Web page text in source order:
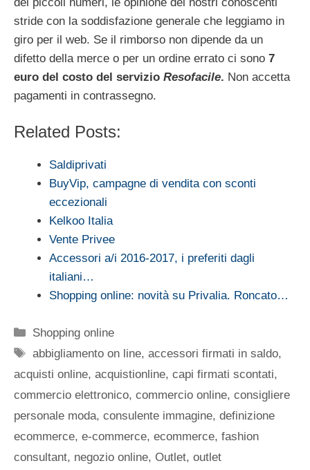
stride con la soddisfazione generale che leggiamo in
giro per il web. Se il rimborso non dipende da un
difetto della merce o per un ordine errato ci sono 7
euro del costo del servizio Resofacile. Non accetta
pagamenti in contrassegno.
Related Posts:
Saldiprivati
BuyVip, campagne di vendita con sconti
eccezionali
Kelkoo Italia
Vente Privee
Accessori a/i 2016-2017, i preferiti dagli
italiani…
Shopping online: novità su Privalia. Roncato…
Categorie
Shopping online
Tag
abbigliamento on line,accessori firmati in saldo,
acquisti online, acquistionline, capi firmati scontati,
commercio elettronico, commercio online, consigliere
personale moda, consulente immagine, definizione
ecommerce, e-commerce, ecommerce, fashion
consultant, negozio online, Outlet, outlet